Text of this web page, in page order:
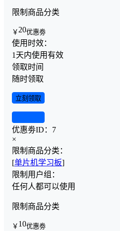
限制商品分类
￥ 20优惠劵
使用时效：
1天内使用有效
领取时间
随时领取
立刻领取
优惠劵ID： 7
×
限制商品分类：
[单片机学习板]
限制用户组：
任何人都可以使用
限制商品分类
￥ 10优惠劵